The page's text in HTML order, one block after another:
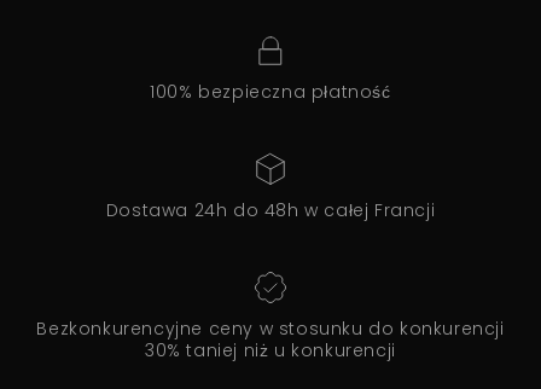
100% bezpieczna płatność
Dostawa 24h do 48h w całej Francji
Bezkonkurencyjne ceny w stosunku do konkurencji
30% taniej niż u konkurencji